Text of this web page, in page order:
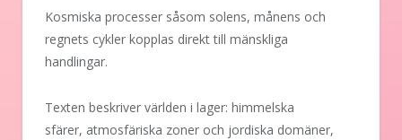
Kosmiska processer såsom solens, månens och
regnets cykler kopplas direkt till mänskliga
handlingar.
Texten beskriver världen i lager: himmelska
sfärer, atmosfäriska zoner och jordiska domäner,